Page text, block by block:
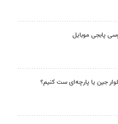
پابجی موبایل
جین یا پارچه‌ای ست کنیم؟